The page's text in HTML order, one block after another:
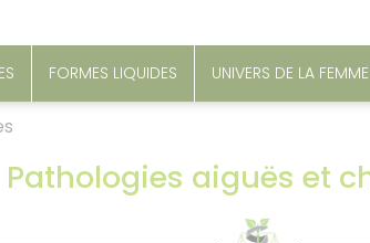
FORMES LIQUIDES UNIVERS DE LA FEMME
Pathologies aiguës et